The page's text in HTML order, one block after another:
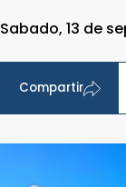
Sabado, 13 de
Compartir